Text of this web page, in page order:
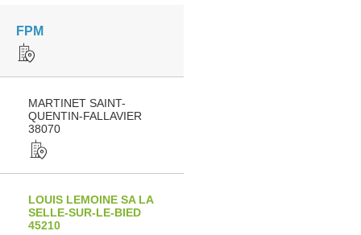
FPM
MARTINET SAINT-
QUENTIN-FALLAVIER
38070
LOUIS LEMOINE SA LA
SELLE-SUR-LE-BIED
45210